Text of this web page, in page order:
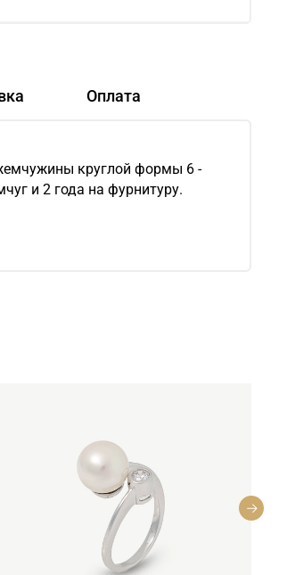
Оплата
круглой формы 6 -
и 2 года на фурнитуру.